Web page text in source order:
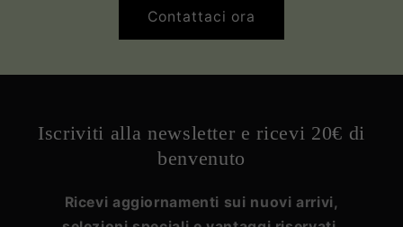
Contattaci ora
Iscriviti alla newsletter e ricevi 20€ di
benvenuto
Ricevi aggiornamenti sui nuovi arrivi,